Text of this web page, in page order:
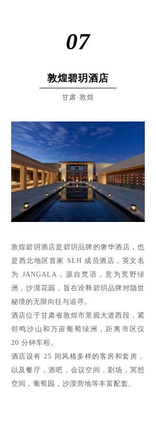
07
敦煌碧玥酒店
甘肃·敦煌
敦煌碧玥酒店是碧玥品牌的奢华酒店，也
是西北地区首家 SLH 成员酒店，英文名
为 JANGALA，源自梵语，意为荒野绿
洲，沙漠花园，旨在诠释碧玥品牌对隐世
秘境的无限向往与追寻。
酒店位于甘肃省敦煌市景观大道西段，紧
邻鸣沙山和万亩葡萄绿洲，距离市区仅
20 分钟车程。
酒店设有 25 间风格多样的客房和套房，
以及餐厅，酒吧，会议空间，剧场，冥想
空间，葡萄园，沙漠营地等丰富配套。